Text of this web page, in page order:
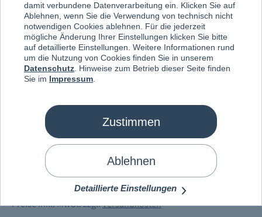
Mein Schiff®Bildband „Mein Schiff
entsteht“
Preise inkl. MwSt. zzgl.Versandkosten
damit verbundene Datenverarbeitung ein. Klicken Sie auf
Ablehnen, wenn Sie die Verwendung von technisch nicht
notwendigen Cookies ablehnen. Für die jederzeit
mögliche Änderung Ihrer Einstellungen klicken Sie bitte
auf detaillierte Einstellungen. Weitere Informationen rund
um die Nutzung von Cookies finden Sie in unserem
Datenschutz . Hinweise zum Betrieb dieser Seite finden
Sie im Impressum
Zustimmen
Ablehnen
Detaillierte Einstellungen